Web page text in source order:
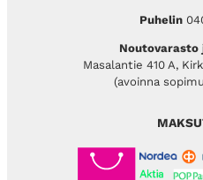
Puhelin
Noutovarasto
Masalantie 410 A,
(avoinna